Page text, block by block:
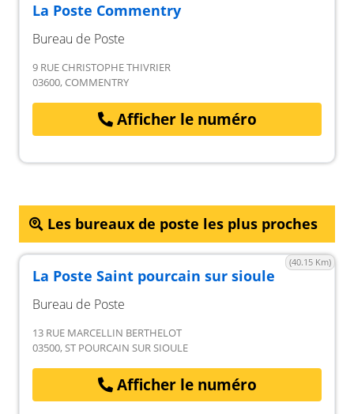
La Poste Commentry
Bureau de Poste
9 RUE CHRISTOPHE THIVRIER
03600, COMMENTRY
Afficher le numéro
Les bureaux de poste les plus proches
(40.15 Km)
La Poste Saint pourcain sur sioule
Bureau de Poste
13 RUE MARCELLIN BERTHELOT
03500, ST POURCAIN SUR SIOULE
Afficher le numéro